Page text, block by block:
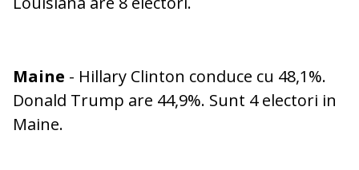
Maine - Hillary Clinton conduce cu 48,1%.
Donald Trump are 44,9%. Sunt 4 electori in
Maine.